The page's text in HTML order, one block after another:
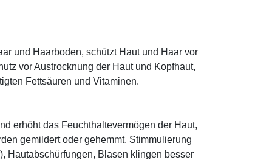
und Haarboden, schützt Haut und Haar vor
vor Austrocknung der Haut und Kopfhaut,
Fettsäuren und Vitaminen.
erhöht das Feuchthaltevermögen der Haut,
gemildert oder gehemmt. Stimmulierung
Hautabschürfungen, Blasen klingen besser